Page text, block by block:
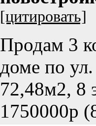
[цитировать]
Продам 3
доме по
72,48м2, 8
1750000р